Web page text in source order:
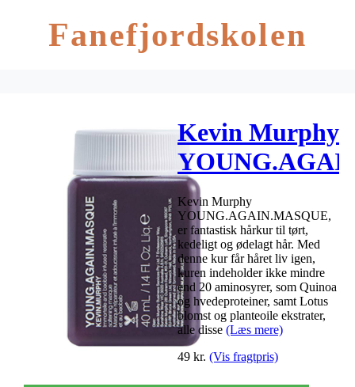
Fanefjordskolen
Kevin Murphy
40 ml
Kevin Murphy
YOUNG.AGAIN.MASQUE,
er fantastisk hårkur til tørt,
kedeligt og ødelagt hår. Med
denne kur får håret liv igen,
kuren indeholder ikke mindre
end 20 aminosyrer, som Quinoa
og hvedeproteiner, samt Lotus
blomst og planteoile ekstrater,
alle disse (Læs mere)
49 kr. (Vis fragtpris)